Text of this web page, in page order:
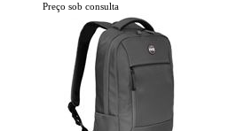
Preço sob consulta